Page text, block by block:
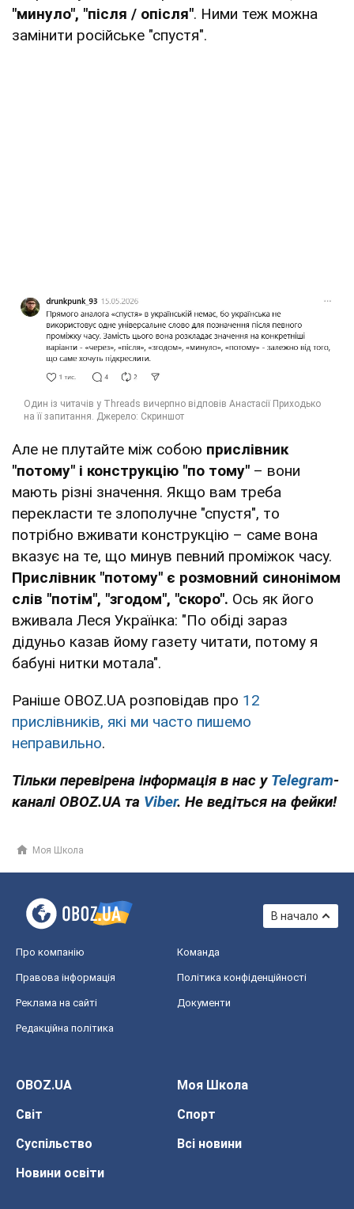
"минуло", "після / опісля". Ними теж можна
замінити російське "спустя".
Але не плутайте між собою прислівник
"потому" і конструкцію "по тому" – вони
мають різні значення. Якщо вам треба
перекласти те злополучне "спустя", то
потрібно вживати конструкцію – саме вона
вказує на те, що минув певний проміжок часу.
Прислівник "потому" є розмовний синонімом
слів "потім", "згодом", "скоро". Ось як його
вживала Леся Українка: "По обіді зараз
дідуньо казав йому газету читати, потому я
бабуні нитки мотала".
Раніше OBOZ.UA розповідав про 12
прислівників, які ми часто пишемо
неправильно.
Тільки перевірена інформація в нас у Telegram-
каналі OBOZ.UA та Viber. Не ведіться на фейки!
Моя Школа
В начало
Про компанію Команда
Правова інформація Політика конфіденційності
Реклама на сайті Документи
Редакційна політика
OBOZ.UA
Моя Школа
Світ
Спорт
Суспільство
Всі новини
Новини освіти